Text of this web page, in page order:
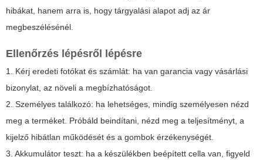
hibákat, hanem arra is, hogy tárgyalási alapot adj az ár
megbeszélésénél.
Ellenőrzés lépésről lépésre
1. Kérj eredeti fotókat és számlát: ha van garancia vagy vásárlási
bizonylat, az növeli a megbízhatóságot.
2. Személyes találkozó: ha lehetséges, mindig személyesen nézd
meg a terméket. Próbáld beindítani, nézd meg a teljesítményt, a
kijelző hibátlan működését és a gombok érzékenységét.
3. Akkumulátor teszt: ha a készülékben beépített cella van, figyeld